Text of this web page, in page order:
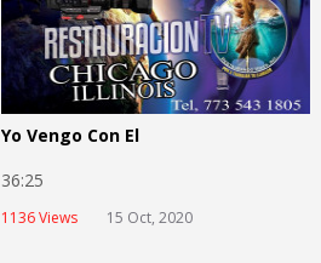
Yo Vengo Con El
36:25
1136 Views 15 Oct, 2020